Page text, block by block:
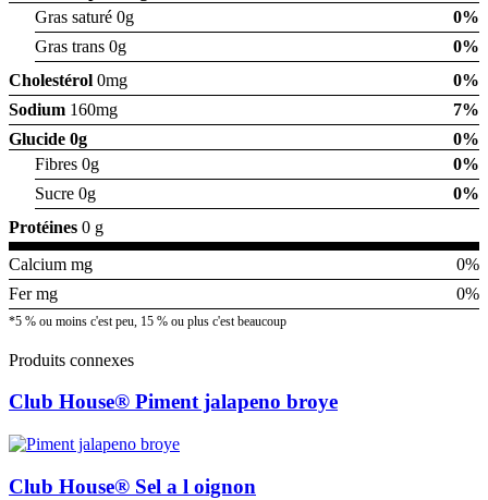
Gras saturé 0g
0%
Gras trans 0g
0%
Cholestérol 0mg
0%
Sodium 160mg
7%
Glucide 0g
0%
Fibres 0g
0%
Sucre 0g
0%
Protéines 0 g
Calcium mg
0%
Fer mg
0%
*5 % ou moins c'est peu, 15 % ou plus c'est beaucoup
Produits connexes
Club House® Piment jalapeno broye
Club House® Sel a l oignon